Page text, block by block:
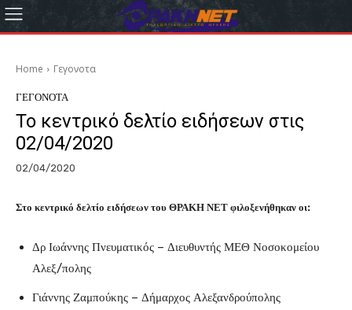
Home Γεγονοτα
ΓΕΓΟΝΟΤΑ
Το κεντρικό δελτίο ειδήσεων στις
02/04/2020
02/04/2020
Στο κεντρικό δελτίο ειδήσεων του ΘΡΑΚΗ ΝΕΤ φιλοξενήθηκαν οι:
Δρ Ιωάννης Πνευματικός – Διευθυντής ΜΕΘ Νοσοκομείου
Αλεξ/πολης
Γιάννης Ζαμπούκης – Δήμαρχος Αλεξανδρούπολης